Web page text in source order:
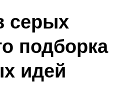
серых
подборка
идей